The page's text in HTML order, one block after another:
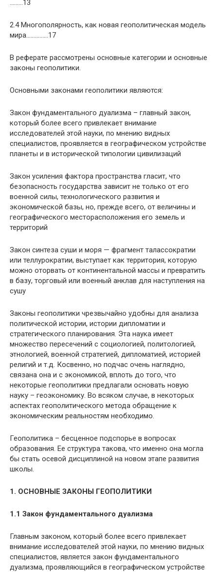
………13
2.4 Многополярность, как новая геополитическая модель
мира……………17
В реферате рассмотрены основные категории и основные
законы геополитики.
Основными законами геополитики являются:
Закон фундаментального дуализма – главный закон,
который более всего привлекает внимание
исследователей этой науки, по мнению видных
специалистов, проявляется в географическом устройстве
планеты и в исторической типологии цивилизаций
Закон усиления фактора пространства гласит, что
безопасность государства зависит не только от его
военной силы, технологического развития и
экономической базы, но, прежде всего, от величины и
географического месторасположения его земель и
территорий
Закон синтеза суши и моря — фрагмент талассократии
или теллурократии, выступает как территория, которую
можно оторвать от континентальной массы и превратить
в базу, торговый или военный анклав для наступления на
сушу
Законы геополитики чрезвычайно удобны для анализа
политической истории, истории дипломатии и
стратегического планирования. Эта наука имеет
множество пересечений с социологией, политологией,
этнологией, военной стратегией, дипломатией, историей
религий и т.д. Косвенно, но подчас очень наглядно,
связана она и с экономикой, вплоть до того, что
некоторые геополитики предлагали основать новую
науку – геоэкономику. Во всяком случае, в некоторых
аспектах геополитического метода обращение к
экономическим реальностям необходимо.
Геополитика – бесценное подспорье в вопросах
образования. Ее структура такова, что именно она могла
бы стать осевой дисциплиной на новом этапе развития
школы.
1. ОCНОВНЫЕ ЗАКОНЫ ГЕОПОЛИТИКИ
1.1 Закон фундаментального дуализма
Главным законом, который более всего привлекает
внимание исследователей этой науки, по мнению видных
специалистов, является закон фундаментального
дуализма, проявляющийся в географическом устройстве